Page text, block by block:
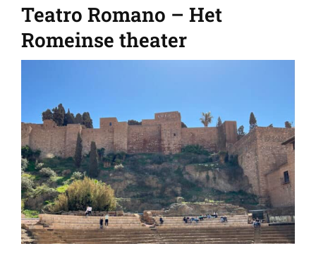
Teatro Romano – Het
Romeinse theater